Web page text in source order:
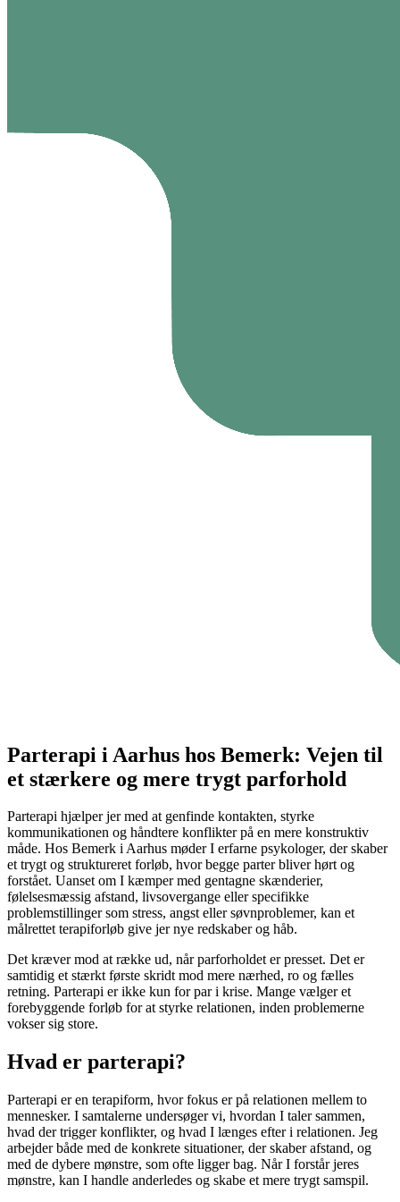
Parterapi i Aarhus hos Bemerk: Vejen til
et stærkere og mere trygt parforhold
Parterapi hjælper jer med at genfinde kontakten, styrke
kommunikationen og håndtere konflikter på en mere konstruktiv
måde. Hos Bemerk i Aarhus møder I erfarne psykologer, der skaber
et trygt og struktureret forløb, hvor begge parter bliver hørt og
forstået. Uanset om I kæmper med gentagne skænderier,
følelsesmæssig afstand, livsovergange eller specifikke
problemstillinger som stress, angst eller søvnproblemer, kan et
målrettet terapiforløb give jer nye redskaber og håb.
Det kræver mod at række ud, når parforholdet er presset. Det er
samtidig et stærkt første skridt mod mere nærhed, ro og fælles
retning. Parterapi er ikke kun for par i krise. Mange vælger et
forebyggende forløb for at styrke relationen, inden problemerne
vokser sig store.
Hvad er parterapi?
Parterapi er en terapiform, hvor fokus er på relationen mellem to
mennesker. I samtalerne undersøger vi, hvordan I taler sammen,
hvad der trigger konflikter, og hvad I længes efter i relationen. Jeg
arbejder både med de konkrete situationer, der skaber afstand, og
med de dybere mønstre, som ofte ligger bag. Når I forstår jeres
mønstre, kan I handle anderledes og skabe et mere trygt samspil.